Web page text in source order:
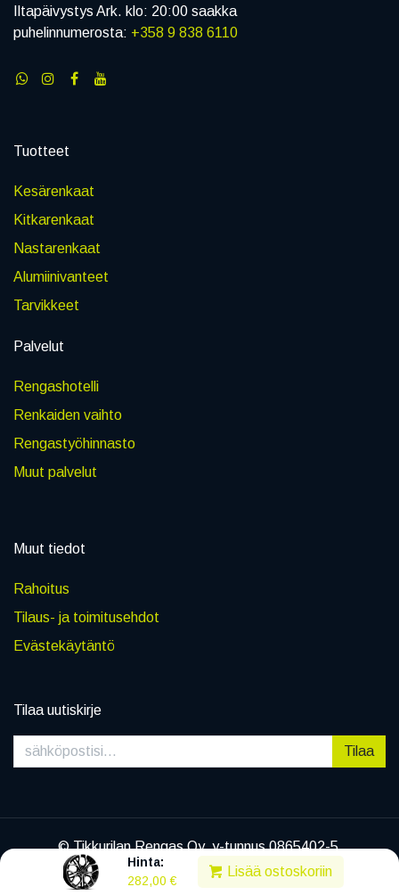
Hinta:
282,00 €
Lisää ostoskoriin
Iltapäivystys Ark. klo: 20:00 saakka
puhelinnumerosta: +358 9 838 6110
Tuotteet
Kesärenkaat
Kitkarenkaat
Nastarenkaat
Alumiinivanteet
Tarvikkeet
Palvelut
Rengashotelli
Renkaiden vaihto
Rengastyöhinnasto
Muut palvelut
Muut tiedot
Rahoitus
Tilaus- ja toimitusehdot
Evästekäytäntö
Tilaa uutiskirje
Tilaa
© Tikkurilan Rengas Oy, y-tunnus 0865402-5
|Tietosuojaseloste